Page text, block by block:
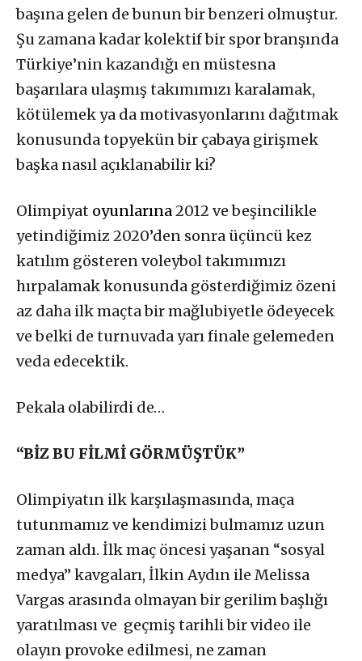
başına gelen de bunun bir benzeri olmuştur.
Şu zamana kadar kolektif bir spor branşında
Türkiye’nin kazandığı en müstesna
başarılara ulaşmış takımımızı karalamak,
kötülemek ya da motivasyonlarını dağıtmak
konusunda topyekün bir çabaya girişmek
başka nasıl açıklanabilir ki?
Olimpiyat oyunlarına2012 ve beşincilikle
yetindiğimiz 2020’den sonra üçüncü kez
katılım gösteren voleybol takımımızı
hırpalamak konusunda gösterdiğimiz özeni
az daha ilk maçta bir mağlubiyetle ödeyecek
ve belki de turnuvada yarı finale gelemeden
veda edecektik.
Pekala olabilirdi de…
“BİZ BU FİLMİ GÖRMÜŞTÜK”
Olimpiyatın ilk karşılaşmasında, maça
tutunmamız ve kendimizi bulmamız uzun
zaman aldı. İlk maç öncesi yaşanan “sosyal
medya” kavgaları, İlkin Aydın ile Melissa
Vargas arasında olmayan bir gerilim başlığı
yaratılması ve geçmiş tarihli bir video ile
olayın provoke edilmesi, ne zaman